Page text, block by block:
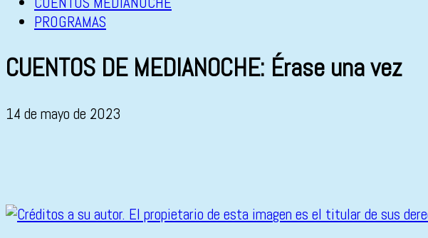
PROGRAMAS
CUENTOS DE MEDIANOCHE: Érase una vez
14 de mayo de 2023